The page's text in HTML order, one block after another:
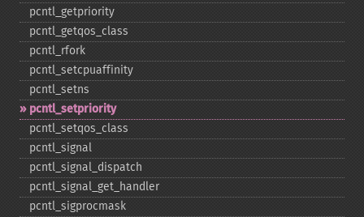
pcntl_​getpriority
pcntl_​getqos_​class
pcntl_​rfork
pcntl_​setcpuaffinity
pcntl_​setns
pcntl_​setpriority
pcntl_​setqos_​class
pcntl_​signal
pcntl_​signal_​dispatch
pcntl_​signal_​get_​handler
pcntl_​sigprocmask